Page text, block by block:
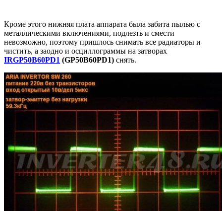
Кроме этого нижняя плата аппарата была забита пылью с
металлическими включениями, подлезть и смести
невозможно, поэтому пришлось снимать все радиаторы и
чистить, а заодно и осциллограммы на затворах
IRGP50B60PD1 (GP50B60PD1) снять.